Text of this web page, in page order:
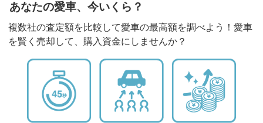
あなたの愛車、今いくら？
複数社の査定額を比較して愛車の最高額を調べよう！愛車
を賢く売却して、購入資金にしませんか？